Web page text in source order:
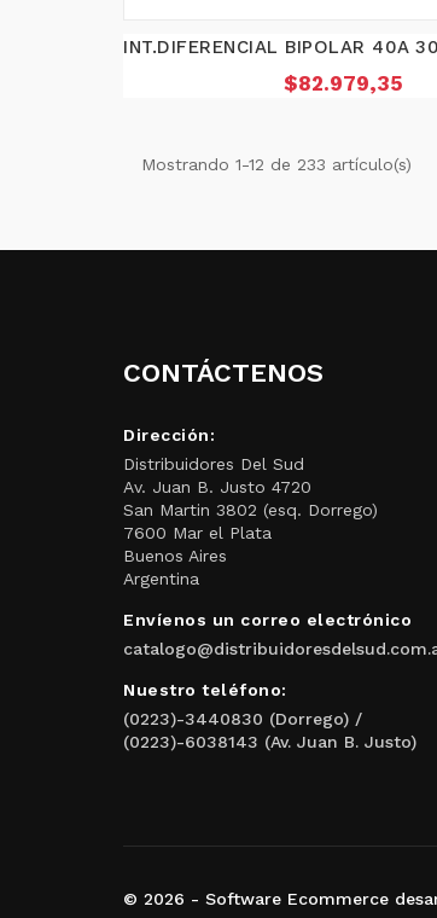
INT.DIFERENCIAL BIPOLAR 40A
Precio
$82.979,35
Mostrando 1-12 de 233 artículo(s)
CONTÁCTENOS
Dirección:
Distribuidores Del Sud
Av. Juan B. Justo 4720
San Martin 3802 (esq. Dorrego)
7600 Mar el Plata
Buenos Aires
Argentina
Envíenos un correo electrónico
Nuestro teléfono:
(0223)-3440830 (Dorrego) /
(0223)-6038143 (Av. Juan B. Justo)
© 2026 - Software Ecommerce